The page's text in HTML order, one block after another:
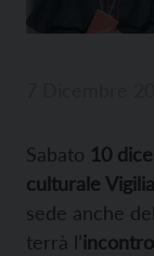
Sabato 10
culturale
sede anche
terrà l’